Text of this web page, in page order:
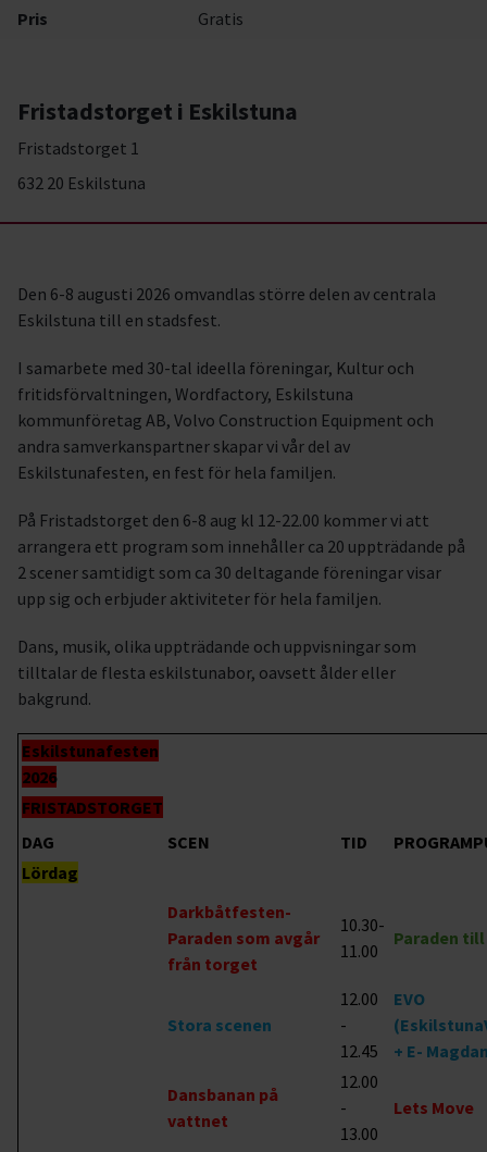
Pris Gratis
Fristadstorget i Eskilstuna
Fristadstorget 1
632 20 Eskilstuna
Den 6-8 augusti 2026 omvandlas större delen av centrala
Eskilstuna till en stadsfest.
I samarbete med 30-tal ideella föreningar, Kultur och
fritidsförvaltningen, Wordfactory, Eskilstuna
kommunföretag AB, Volvo Construction Equipment och
andra samverkanspartner skapar vi vår del av
Eskilstunafesten, en fest för hela familjen.
På Fristadstorget den 6-8 aug kl 12-22.00 kommer vi att
arrangera ett program som innehåller ca 20 uppträdande på
2 scener samtidigt som ca 30 deltagande föreningar visar
upp sig och erbjuder aktiviteter för hela familjen.
Dans, musik, olika uppträdande och uppvisningar som
tilltalar de flesta eskilstunabor, oavsett ålder eller
bakgrund.
Eskilstunafesten
2026
FRISTADSTORGET
DAG
SCEN TID
Lördag
Darkbåtfesten-
Paraden som avgår
från torget
10.30-
11.00
Paraden
Stora scenen
12.00
-
12.45
EVO
+ E-
Dansbanan på
vattnet
12.00
-
13.00
Lets Move